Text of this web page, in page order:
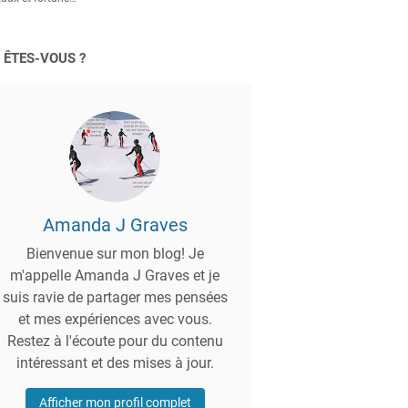
ÊTES-VOUS ?
Amanda J Graves
Bienvenue sur mon blog! Je
m'appelle Amanda J Graves et je
suis ravie de partager mes pensées
et mes expériences avec vous.
Restez à l'écoute pour du contenu
intéressant et des mises à jour.
Afficher mon profil complet